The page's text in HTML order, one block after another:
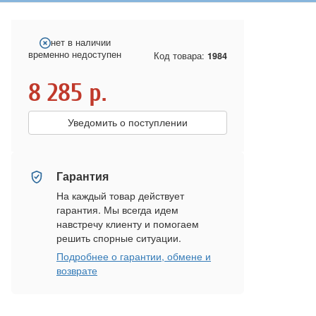
нет в наличии
временно недоступен
Код товара: 1984
8 285 р.
Уведомить о поступлении
Гарантия
На каждый товар действует
гарантия. Мы всегда идем
навстречу клиенту и помогаем
решить спорные ситуации.
Подробнее о гарантии, обмене и
возврате